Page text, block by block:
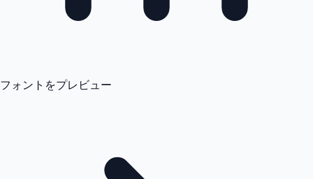
フォントをプレビュー